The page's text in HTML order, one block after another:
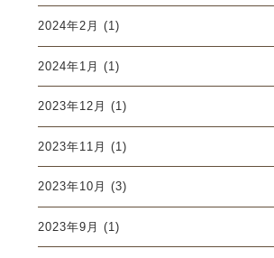
2024年2月 (1)
2024年1月 (1)
2023年12月 (1)
2023年11月 (1)
2023年10月 (3)
2023年9月 (1)